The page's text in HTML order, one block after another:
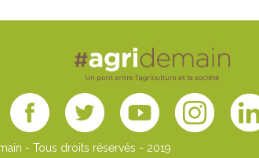
- Tous droits réservés - 2019